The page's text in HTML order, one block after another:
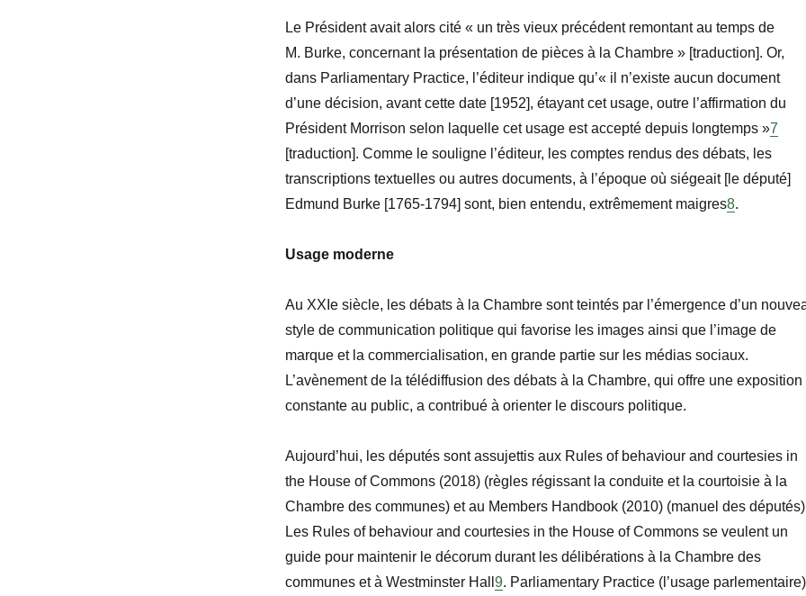
Le Président avait alors cité « un très vieux précédent remontant au temps de
M. Burke, concernant la présentation de pièces à la Chambre»[traduction]. Or,
dans Parliamentary Practice, l’éditeur indique qu’« il n’existe aucun document
d’une décision, avant cette date [1952], étayant cet usage, outre l’affirmation du
Président Morrison selon laquelle cet usage est accepté depuis longtemps »7
[traduction]. Comme le souligne l’éditeur, les comptes rendus des débats, les
transcriptions textuelles ou autres documents, à l’époque où siégeait [le député]
Edmund Burke [1765-1794] sont, bien entendu, extrêmement maigres8.
Usage moderne
Au XXI esiècle, les débats à la Chambre sont teintés par l’émergence d’un
style de communication politique qui favorise les images ainsi que l’image de
marque et la commercialisation, en grande partie sur les médias sociaux.
L’avènement de la télédiffusion des débats à la Chambre, qui offre une exposition
constante au public, a contribué à orienter le discours politique.
Aujourd’hui, les députés sont assujettis aux Rules of behaviour and courtesies in
the House of Commons(2018) (règles régissant la conduite et la courtoisie à la
Chambre des communes) et au Members Handbook(2010) (manuel des
Les Rules of behaviour and courtesies in the House of Commonsse veulent un
guide pour maintenir le décorum durant les délibérations à la Chambre des
communes et à Westminster Hall 9. Parliamentary Practice(l’usage